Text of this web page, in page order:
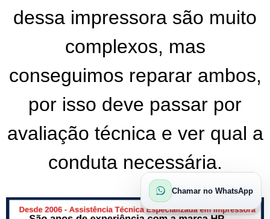
dessa impressora são muito
complexos, mas
conseguimos reparar ambos,
por isso deve passar por
avaliação técnica e ver qual a
conduta necessária.
Chamar no WhatsApp